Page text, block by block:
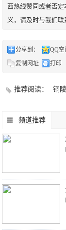
西热线赞同或者否
义，请及时与我们联
分享到： QQ空
复制网址
打印
推荐阅读： 铜
频道推荐